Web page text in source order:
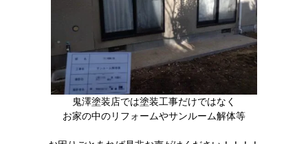
鬼澤塗装店では塗装工事だけではなく
お家の中のリフォームやサンルーム解体等